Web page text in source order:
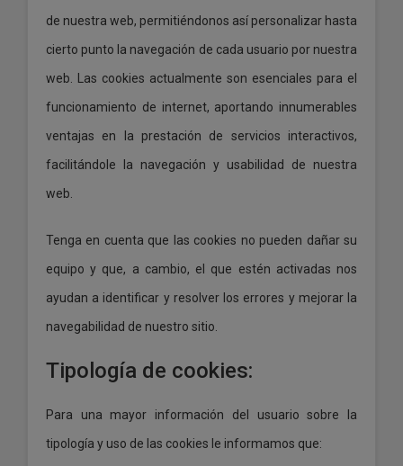
de nuestra web, permitiéndonos así personalizar hasta
cierto punto la navegación de cada usuario por nuestra
web. Las cookies actualmente son esenciales para el
funcionamiento de internet, aportando innumerables
ventajas en la prestación de servicios interactivos,
facilitándole la navegación y usabilidad de nuestra
web.
Tenga en cuenta que las cookies no pueden dañar su
equipo y que, a cambio, el que estén activadas nos
ayudan a identificar y resolver los errores y mejorar la
navegabilidad de nuestro sitio.
Tipología de cookies:
Para una mayor información del usuario sobre la
tipología y uso de las cookies le informamos que: